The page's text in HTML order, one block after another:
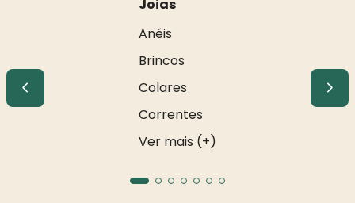
Joias
Anéis
Brincos
Colares
Correntes
Ver mais (+)